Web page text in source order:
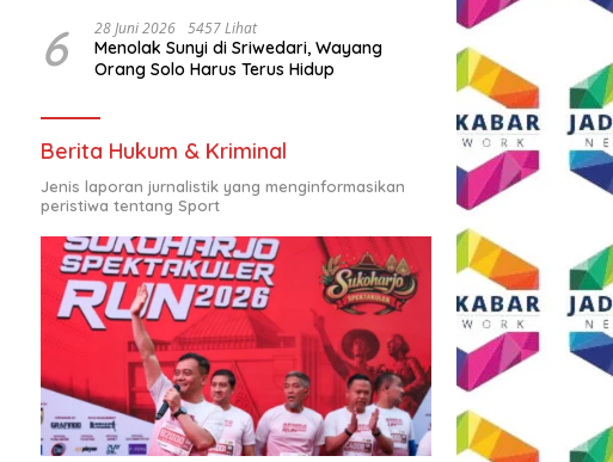
6 28 Juni 2026 5457 Lihat
Menolak Sunyi di Sriwedari, Wayang
Orang Solo Harus Terus Hidup
Berita Hukum & Kriminal
Jenis laporan jurnalistik yang menginformasikan
peristiwa tentang Sport